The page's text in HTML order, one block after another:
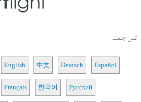
ترجمہ
English 中文 Deutsch Español
Français 한국어 Русский